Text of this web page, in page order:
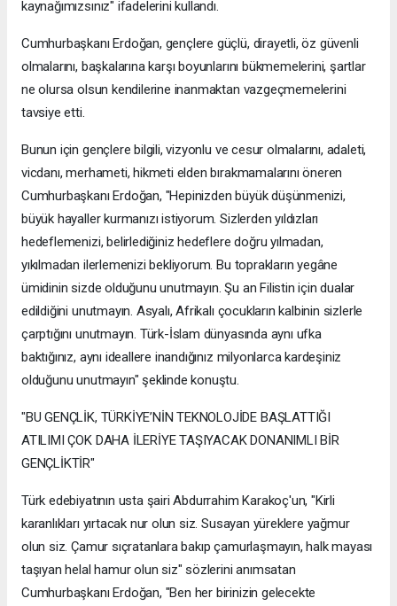
kaynağımızsınız" ifadelerini kullandı.
Cumhurbaşkanı Erdoğan, gençlere güçlü, dirayetli, öz güvenli
olmalarını, başkalarına karşı boyunlarını bükmemelerini, şartlar
ne olursa olsun kendilerine inanmaktan vazgeçmemelerini
tavsiye etti.
Bunun için gençlere bilgili, vizyonlu ve cesur olmalarını, adaleti,
vicdanı, merhameti, hikmeti elden bırakmamalarını öneren
Cumhurbaşkanı Erdoğan, "Hepinizden büyük düşünmenizi,
büyük hayaller kurmanızı istiyorum. Sizlerden yıldızları
hedeflemenizi, belirlediğiniz hedeflere doğru yılmadan,
yıkılmadan ilerlemenizi bekliyorum. Bu toprakların yegâne
ümidinin sizde olduğunu unutmayın. Şu an Filistin için dualar
edildiğini unutmayın. Asyalı, Afrikalı çocukların kalbinin sizlerle
çarptığını unutmayın. Türk-İslam dünyasında aynı ufka
baktığınız, aynı ideallere inandığınız milyonlarca kardeşiniz
olduğunu unutmayın" şeklinde konuştu.
"BU GENÇLİK, TÜRKİYE’NİN TEKNOLOJİDE BAŞLATTIĞI
ATILIMI ÇOK DAHA İLERİYE TAŞIYACAK DONANIMLI BİR
GENÇLİKTİR"
Türk edebiyatının usta şairi Abdurrahim Karakoç'un, "Kirli
karanlıkları yırtacak nur olun siz. Susayan yüreklere yağmur
olun siz. Çamur sıçratanlara bakıp çamurlaşmayın, halk mayası
taşıyan helal hamur olun siz" sözlerini anımsatan
Cumhurbaşkanı Erdoğan, "Ben her birinizin gelecekte